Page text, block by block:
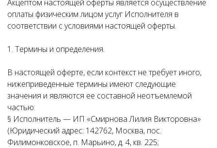
Акцептом настоящей оферты является осуществление
оплаты физическим лицом услуг Исполнителя в
соответствии с условиями настоящей оферты.
1. Термины и определения.
В настоящей оферте, если контекст не требует иного,
нижеприведенные термины имеют следующие
значения и являются ее составной неотъемлемой
частью:
§ Исполнитель — ИП «Смирнова Лилия Викторовна»
(Юридический адрес: 142762, Москва, пос.
Филимонковское, п. Марьино, д. 4, кв. 225;